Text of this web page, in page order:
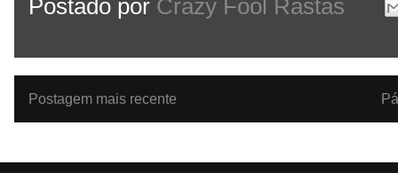
Postado por Crazy Fool Rastas
Postagem mais recente